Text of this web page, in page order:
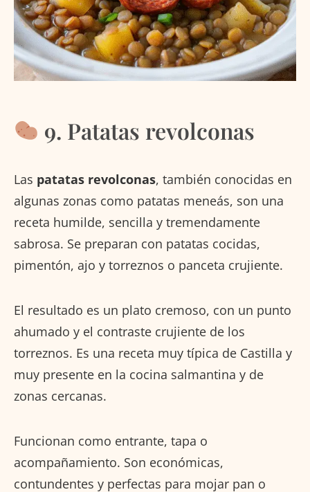
9. Patatas revolconas
Las patatas revolconas, también conocidas en
algunas zonas como patatas meneás, son una
receta humilde, sencilla y tremendamente
sabrosa. Se preparan con patatas cocidas,
pimentón, ajo y torreznos o panceta crujiente.
El resultado es un plato cremoso, con un punto
ahumado y el contraste crujiente de los
torreznos. Es una receta muy típica de Castilla y
muy presente en la cocina salmantina y de
zonas cercanas.
Funcionan como entrante, tapa o
acompañamiento. Son económicas,
contundentes y perfectas para mojar pan o